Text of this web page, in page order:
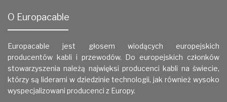
O Europacable
Europacable jest głosem wiodących europejskich
producentów kabli i przewodów. Do europejskich członków
stowarzyszenia należą najwięksi producenci kabli na świecie,
którzy są liderami w dziedzinie technologii, jak również wysoko
wyspecjalizowani producenci z Europy.